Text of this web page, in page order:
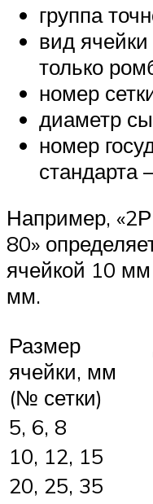
группа
вид ячейки
только
номер
диаметр
номер
Например,
80»
ячейкой 10
мм.
Размер
ячейки, мм
(№ сетки)
5, 6, 8
10, 12, 15
20, 25, 35